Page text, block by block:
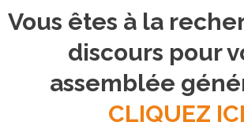
Vous êtes à la
discours pour
assemblée
CLIQUEZ ICI